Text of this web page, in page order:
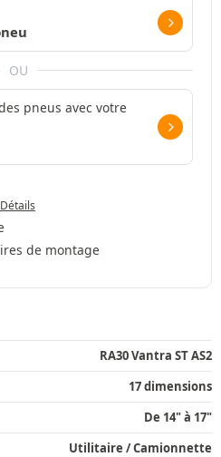
OU
pneus avec votre
Détails
de montage
RA30 Vantra ST AS2
17 dimensions
De 14" à 17"
Utilitaire / Camionnette